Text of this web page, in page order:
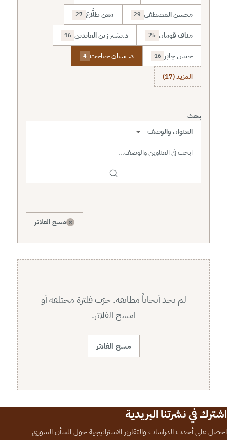
محسن المصطفى 29 معن طلَّاع 27
مناف قومان 25 د.بشير زين العابدين 16
حسن جابر 16 د. سنان حتاحت 4
المزيد (17)
بحث
نطاق البحث
× مسح الفلاتر
لم نجد أبحاثاً مطابقة. جرّب فلترة مختلفة أو
امسح الفلاتر.
مسح الفلاتر
اشترك في نشرتنا البريدية
احصل على أحدث الدراسات والتقارير الاستراتيجية حول الشأن السوري